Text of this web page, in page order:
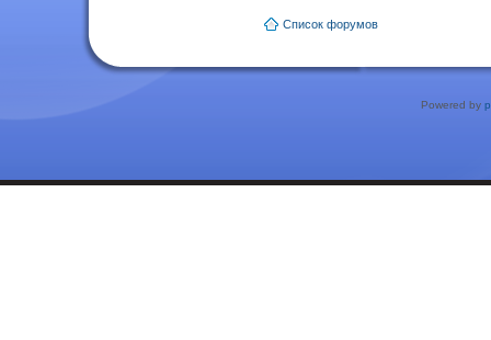
Список форумов
Powered by